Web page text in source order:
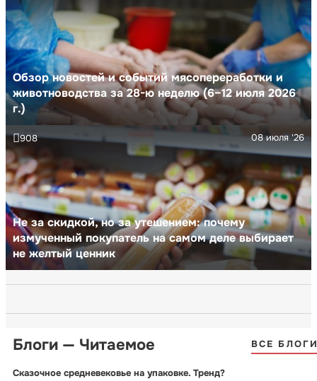
Обзор новостей и событий мясопереработки и
животноводства за 28-ю неделю (6–12 июля 2026
г.)
Не за скидкой, но за утешением: почему
измученный покупатель на самом деле выбирает
не желтый ценник
08 июля '26
908
Блоги — Читаемое ВСЕ
Сказочное средневековье на упаковке. Тренд?